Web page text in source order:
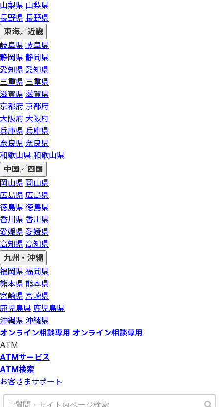
山梨県 山梨県
長野県 長野県
東海／近畿
岐阜県 岐阜県
静岡県 静岡県
愛知県 愛知県
三重県 三重県
滋賀県 滋賀県
京都府 京都府
大阪府 大阪府
兵庫県 兵庫県
奈良県 奈良県
和歌山県 和歌山県
中国／四国
岡山県 岡山県
広島県 広島県
徳島県 徳島県
香川県 香川県
愛媛県 愛媛県
高知県 高知県
九州・沖縄
福岡県 福岡県
熊本県 熊本県
宮崎県 宮崎県
鹿児島県 鹿児島県
沖縄県 沖縄県
オンライン相談専用 オンライン相談専用
ATM
ATMサービス
ATM検索
お客さまサポート